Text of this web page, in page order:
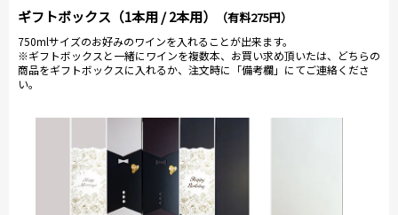
ギフトボックス（1本用 / 2本用） （有料275円）
750mlサイズのお好みのワインを入れることが出来ます。
※ギフトボックスと一緒にワインを複数本、お買い求め頂いたは、どちらの
商品をギフトボックスに入れるか、注文時に「備考欄」にてご連絡くださ
い。